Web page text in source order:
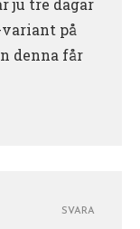
ju tre dagar
på
denna får
SVARA